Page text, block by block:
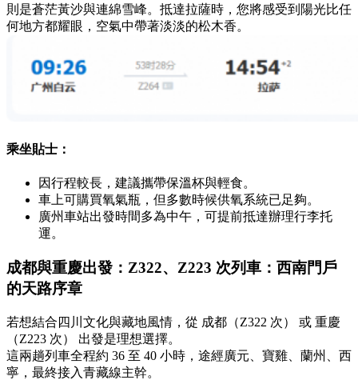
則是蒼茫黃沙與連綿雪峰。抵達拉薩時，您將感受到陽光比任
何地方都耀眼，空氣中帶著淡淡的松木香。
乘坐貼士：
因行程較長，建議攜帶保溫杯與輕食。
車上可購買氧氣瓶，但多數時候供氧系統已足夠。
廣州車站出發時間多為中午，可提前抵達辦理行李托
運。
成都與重慶出發：Z322、Z223 次列車：西南門戶
的天路序章
若想結合四川文化與藏地風情，從 成都（Z322 次） 或 重慶
（Z223 次） 出發是理想選擇。
這兩趟列車全程約 36 至 40 小時，途經廣元、寶雞、蘭州、西
寧，最終接入青藏線主幹。